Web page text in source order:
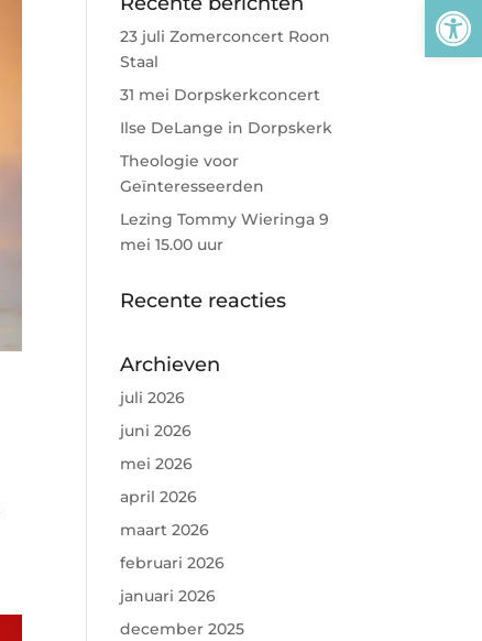
23 juli Zomerconcert Roon
Staal
31 mei Dorpskerkconcert
Ilse DeLange in Dorpskerk
Theologie voor
Geïnteresseerden
Lezing Tommy Wieringa 9
mei 15.00 uur
Recente reacties
Archieven
juli 2026
juni 2026
mei 2026
april 2026
maart 2026
februari 2026
januari 2026
december 2025